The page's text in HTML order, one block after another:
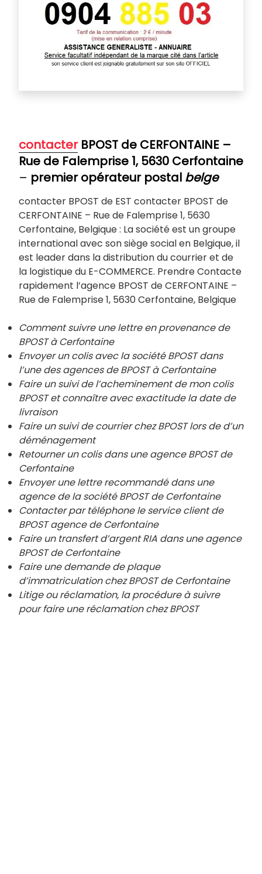
contacterBPOST de CERFONTAINE –
Rue de Falemprise 1, 5630 Cerfontaine
– premier opérateur postal belge
contacter BPOST de EST contacter BPOST de
CERFONTAINE – Rue de Falemprise 1, 5630
Cerfontaine, Belgique : La société est un groupe
international avec son siège social en Belgique, il
est leader dans la distribution du courrier et de
la logistique du E-COMMERCE. Prendre Contacte
rapidement l’agence BPOST de CERFONTAINE –
Rue de Falemprise 1, 5630 Cerfontaine, Belgique
Comment suivre une lettre en provenance de
BPOST à Cerfontaine
Envoyer un colis avec la société BPOST dans
l’une des agences de BPOST à Cerfontaine
Faire un suivi de l’acheminement de mon colis
BPOST et connaître avec exactitude la date de
livraison
Faire un suivi de courrier chez BPOST lors de d’un
déménagement
Retourner un colis dans une agence BPOST de
Cerfontaine
Envoyer une lettre recommandé dans une
agence de la société BPOST de Cerfontaine
Contacter par téléphone le service client de
BPOST agence de Cerfontaine
Faire un transfert d’argent RIA dans une agence
BPOST de Cerfontaine
Faire une demande de plaque
d’immatriculation chez BPOST de Cerfontaine
Litige ou réclamation, la procédure à suivre
pour faire une réclamation chez BPOST